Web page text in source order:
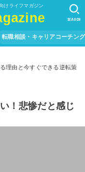
けライフマガジン
転職相談・キャリアコーチング
SEARCH
理由と今すぐできる逆転策
！悲惨だと感じ